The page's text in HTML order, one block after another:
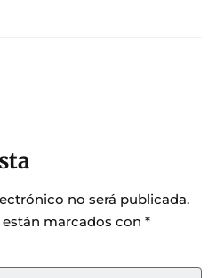
no será publicada.
marcados con *